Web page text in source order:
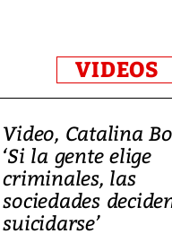
VIDEOS
Video, Catalina
‘Si la gente elige
criminales, las
sociedades
suicidarse’